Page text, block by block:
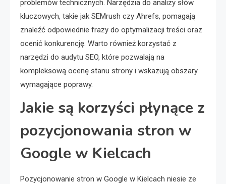
problemów technicznych. Narzędzia do analizy słów
kluczowych, takie jak SEMrush czy Ahrefs, pomagają
znaleźć odpowiednie frazy do optymalizacji treści oraz
ocenić konkurencję. Warto również korzystać z
narzędzi do audytu SEO, które pozwalają na
kompleksową ocenę stanu strony i wskazują obszary
wymagające poprawy.
Jakie są korzyści płynące z
pozycjonowania stron w
Google w Kielcach
Pozycjonowanie stron w Google w Kielcach niesie ze